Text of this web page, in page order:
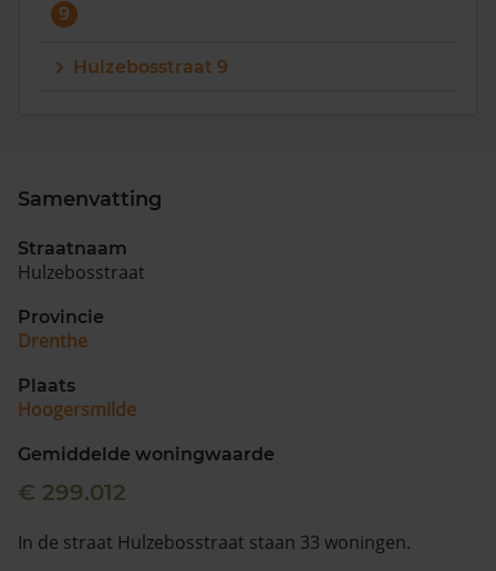
9
Hulzebosstraat 9
Samenvatting
Straatnaam
Hulzebosstraat
Provincie
Drenthe
Plaats
Hoogersmilde
Gemiddelde woningwaarde
€ 299.012
In de straat Hulzebosstraat staan 33 woningen.